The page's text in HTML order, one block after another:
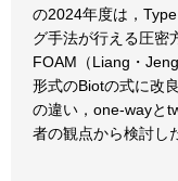
の2024年度は，
グ手法が行える圧密
FOAM（Liang・
形式のBiotの式に改
の違い，one-wayと
者の観点から検討し